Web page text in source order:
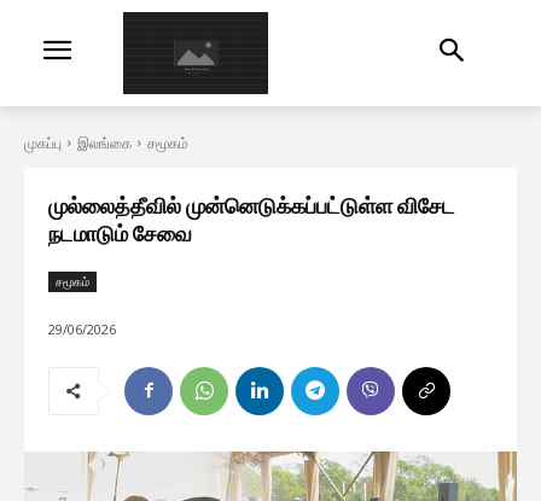
முகப்பு இலங்கை சமூகம்
முல்லைத்தீவில் முன்னெடுக்கப்பட்டுள்ள விசேட
நடமாடும் சேவை
சமூகம்
29/06/2026